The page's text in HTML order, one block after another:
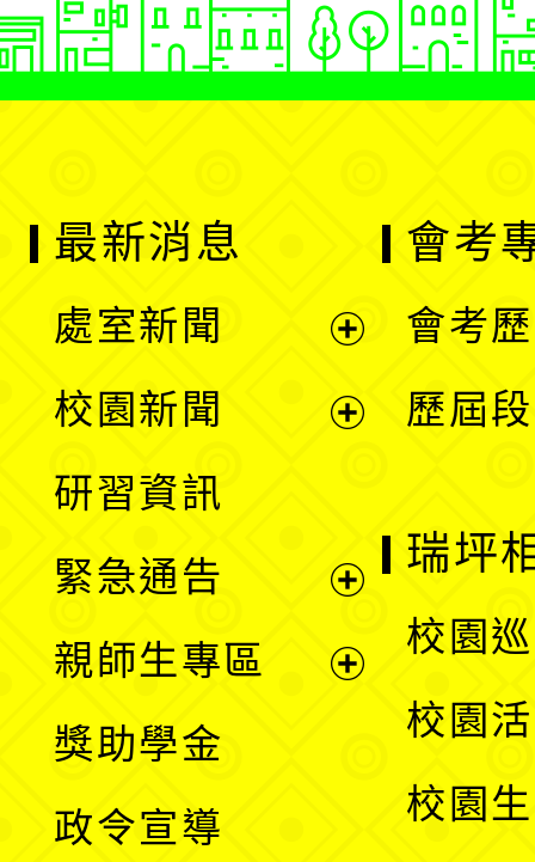
最新消息
處室新聞
單
校園新聞
選
單
研習資訊
緊急通告
親師生專區
獎助學金
政令宣導
會考
會考
歷屆
瑞坪
校園
校園
校園